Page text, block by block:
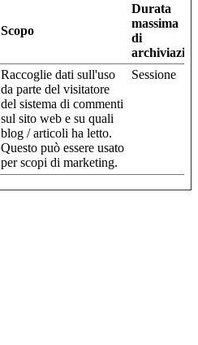
Scopo
Durata
massima
di
Raccoglie dati sull'uso
da parte del visitatore
del sistema di commenti
sul sito web e su quali
blog / articoli ha letto.
Questo può essere usato
per scopi di marketing.
Sessione